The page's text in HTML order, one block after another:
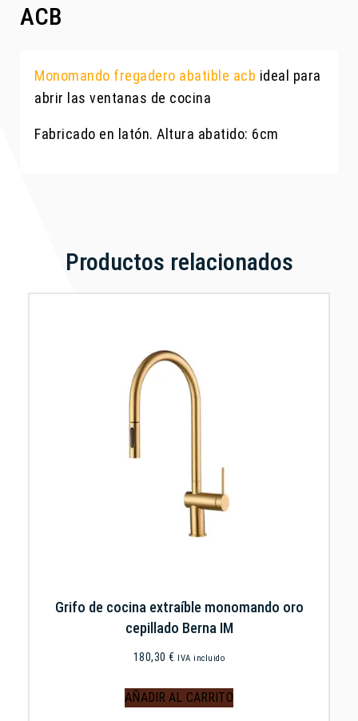
ACB
Monomando fregadero abatible acb ideal para
abrir las ventanas de cocina
Fabricado en latón. Altura abatido: 6cm
Productos relacionados
Grifo de cocina extraíble monomando oro
cepillado Berna IM
180,30€ IVA incluido
AÑADIR AL CARRITO